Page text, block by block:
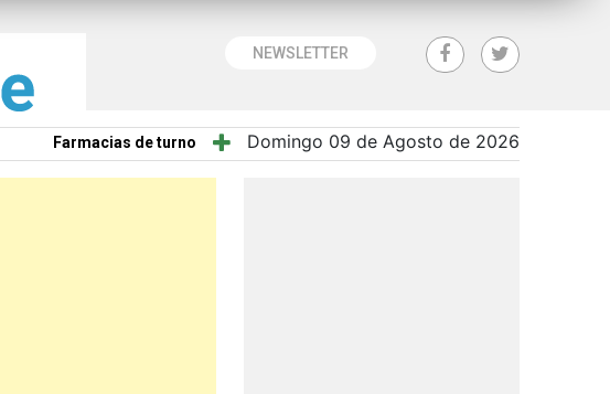
NEWSLETTER
Farmacias de turno Domingo 09 de Agosto de 2026